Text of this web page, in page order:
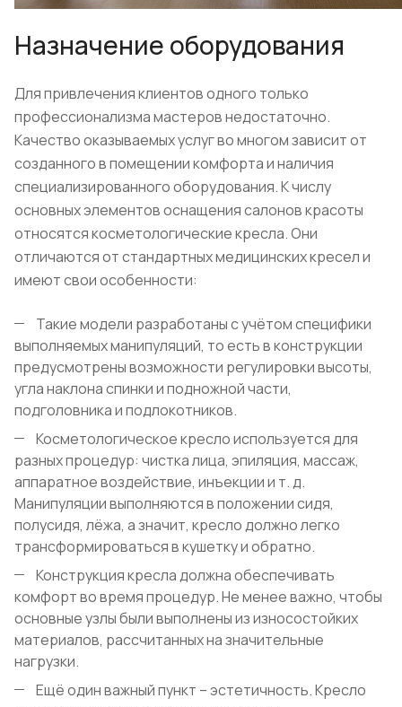
Назначение оборудования
Для привлечения клиентов одного только
профессионализма мастеров недостаточно.
Качество оказываемых услуг во многом зависит от
созданного в помещении комфорта и наличия
специализированного оборудования. К числу
основных элементов оснащения салонов красоты
относятся косметологические кресла. Они
отличаются от стандартных медицинских кресел и
имеют свои особенности:
Такие модели разработаны с учётом специфики
выполняемых манипуляций, то есть в конструкции
предусмотрены возможности регулировки высоты,
угла наклона спинки и подножной части,
подголовника и подлокотников.
Косметологическое кресло используется для
разных процедур: чистка лица, эпиляция, массаж,
аппаратное воздействие, инъекции и т. д.
Манипуляции выполняются в положении сидя,
полусидя, лёжа, а значит, кресло должно легко
трансформироваться в кушетку и обратно.
Конструкция кресла должна обеспечивать
комфорт во время процедур. Не менее важно, чтобы
основные узлы были выполнены из износостойких
материалов, рассчитанных на значительные
нагрузки.
Ещё один важный пункт – эстетичность. Кресло